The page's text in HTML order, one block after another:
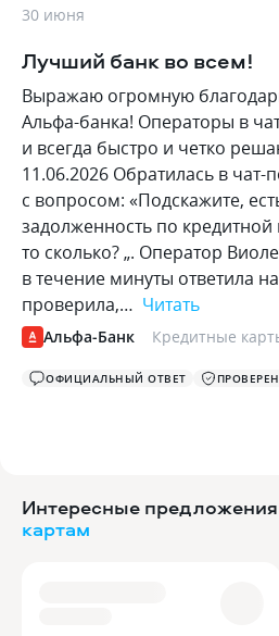
30 июня
Лучший банк во всем!
Выражаю огромную
Альфа-банка! Операторы в
и всегда быстро и четко
11.06.2026 Обратилась в чат-
с вопросом: «Подскажите,
задолженность по кредитной
то сколько? „. Оператор
в течение минуты ответила
проверила,… Читать
Альфа-Банк Кредитные
ОФИЦИАЛЬНЫЙ ОТВЕТ ПРОВЕРЕН
Интересные предложения
картам